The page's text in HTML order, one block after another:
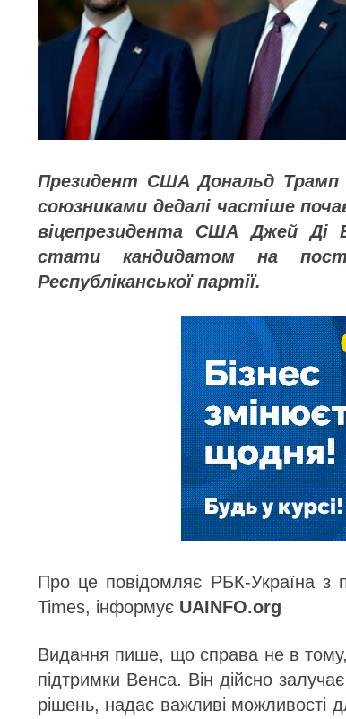
Президент США Дональд Трамп
союзниками дедалі частіше
віцепрезидента США Джей Ді
стати кандидатом на
Республіканської партії.
Про це повідомляє РБК-Україна з
Times, інформує UAINFO.org
Видання пише, що справа не в
підтримки Венса. Він дійсно
рішень, надає важливі можливості